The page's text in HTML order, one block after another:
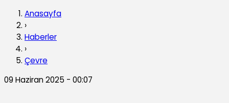
Anasayfa
›
Haberler
›
Çevre
09 Haziran 2025 - 00:07